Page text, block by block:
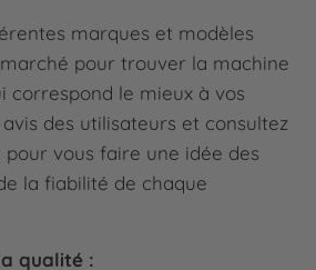
marques et modèles
pour trouver la machine
correspond le mieux à vos
des utilisateurs et consultez
vous faire une idée des
la fiabilité de chaque
qualité :